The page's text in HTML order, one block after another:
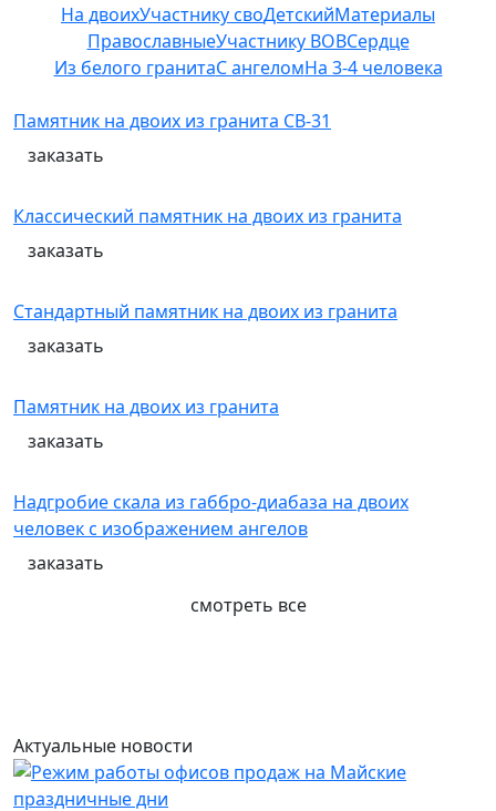
На двоихУчастнику своДетскийМатериалы
ПравославныеУчастнику ВОВСердце
Из белого гранитаС ангеломНа 3-4 человека
Памятник на двоих из гранита СВ-31
заказать
Классический памятник на двоих из гранита
заказать
Стандартный памятник на двоих из гранита
заказать
Памятник на двоих из гранита
заказать
Надгробие скала из габбро-диабаза на двоих
человек с изображением ангелов
заказать
смотреть все
Актуальные новости